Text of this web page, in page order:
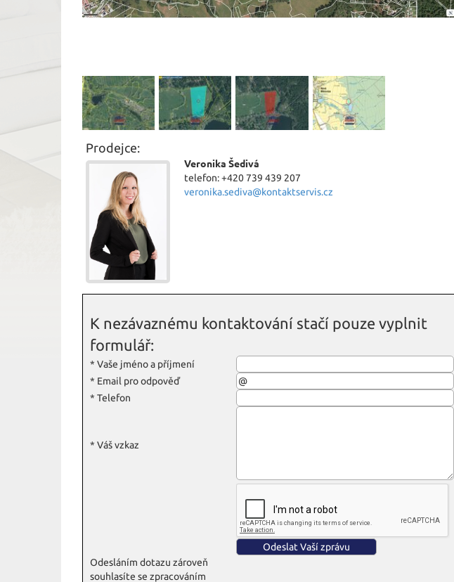
Prodejce:
Veronika Šedivá
telefon: +420 739 439 207
veronika.sediva@kontaktservis.cz
K nezávaznému kontaktování stačí pouze vyplnit
formulář:
* Vaše jméno a příjmení
* Email pro odpověď
* Telefon
* Váš vzkaz
Odesláním dotazu zároveň
souhlasíte se zpracováním